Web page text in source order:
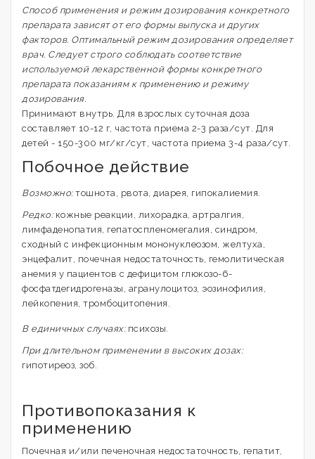
Способ применения и режим дозирования конкретного
препарата зависят от его формы выпуска и других
факторов. Оптимальный режим дозирования определяет
врач. Следует строго соблюдать соответствие
используемой лекарственной формы конкретного
препарата показаниям к применению и режиму
дозирования.
Принимают внутрь. Для взрослых суточная доза
составляет 10-12 г, частота приема 2-3 раза/сут. Для
детей - 150-300 мг/кг/сут, частота приема 3-4 раза/сут.
Побочное действие
Возможно:тошнота, рвота, диарея, гипокалиемия.
Редко:кожные реакции, лихорадка, артралгия,
лимфаденопатия, гепатоспленомегалия, синдром,
сходный с инфекционным мононуклеозом, желтуха,
энцефалит, почечная недостаточность, гемолитическая
анемия у пациентов с дефицитом глюкозо-6-
фосфатдегидрогеназы, агранулоцитоз, эозинофилия,
лейкопения, тромбоцитопения.
В единичных случаях:психозы.
При длительном применении в высоких дозах:
гипотиреоз, зоб.
Противопоказания к
применению
Почечная и/или печеночная недостаточность, гепатит,